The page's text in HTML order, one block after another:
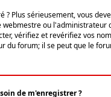
? Plus sérieusement, vous
ou l'administrateur
vérifiez et revérifiez vos
du forum; il se peut que le
de m'enregistrer ?